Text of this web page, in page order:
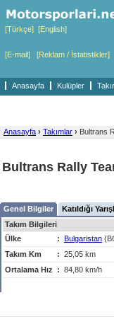
[Türkçe] [English]
[E-mail] [Reklam / İstatistikler]
Anasayfa Kulüpler
Anasayfa › Takımlar › Bultrans
Bultrans Rally
Genel Bilgiler Katıldığı
Takım Bilgileri
Ülke
: Bulgaristan
Takım Km
: 25,05 km
Ortalama Hız
: 84,80 km/h